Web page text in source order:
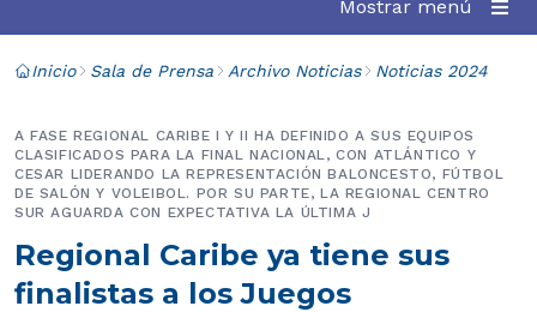
Mostrar menú
Inicio Sala de Prensa Archivo Noticias Noticias 2024
Regional Caribe ya tiene sus
finalistas a los Juegos
A FASE REGIONAL CARIBE I Y II HA DEFINIDO A SUS EQUIPOS
CLASIFICADOS PARA LA FINAL NACIONAL, CON ATLÁNTICO Y
CESAR LIDERANDO LA REPRESENTACIÓN BALONCESTO, FÚTBOL
DE SALÓN Y VOLEIBOL. POR SU PARTE, LA REGIONAL CENTRO
SUR AGUARDA CON EXPECTATIVA LA ÚLTIMA J